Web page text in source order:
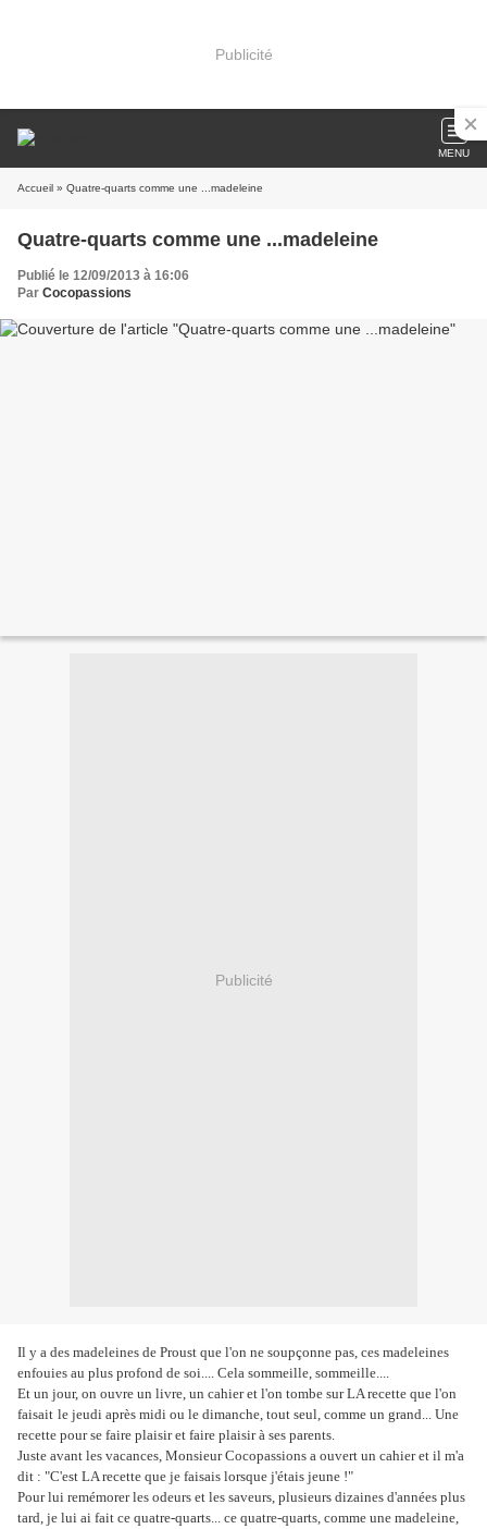
Publicité
MENU
Accueil » Quatre-quarts comme une ...madeleine
Quatre-quarts comme une ...madeleine
Publié le 12/09/2013 à 16:06
Par Cocopassions
Publicité
Il y a des madeleines de Proust que l'on ne soupçonne pas, ces madeleines
enfouies au plus profond de soi.... Cela sommeille, sommeille....
Et un jour, on ouvre un livre, un cahier et l'on tombe sur LA recette que l'on
faisait le jeudi après midi ou le dimanche, tout seul, comme un grand... Une
recette pour se faire plaisir et faire plaisir à ses parents.
Juste avant les vacances, Monsieur Cocopassions a ouvert un cahier et il m'a
dit : "C'est LA recette que je faisais lorsque j'étais jeune !"
Pour lui remémorer les odeurs et les saveurs, plusieurs dizaines d'années plus
tard, je lui ai fait ce quatre-quarts... ce quatre-quarts, comme une madeleine,